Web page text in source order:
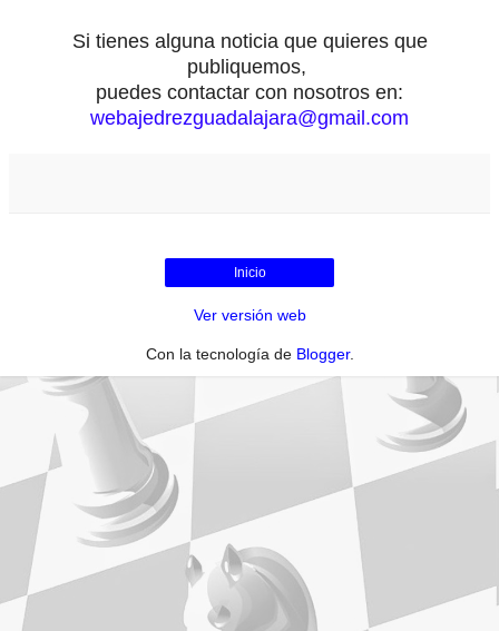
Si tienes alguna noticia que quieres que
publiquemos,
puedes contactar con nosotros en:
webajedrezguadalajara@gmail.com
Inicio
Ver versión web
Con la tecnología de Blogger.